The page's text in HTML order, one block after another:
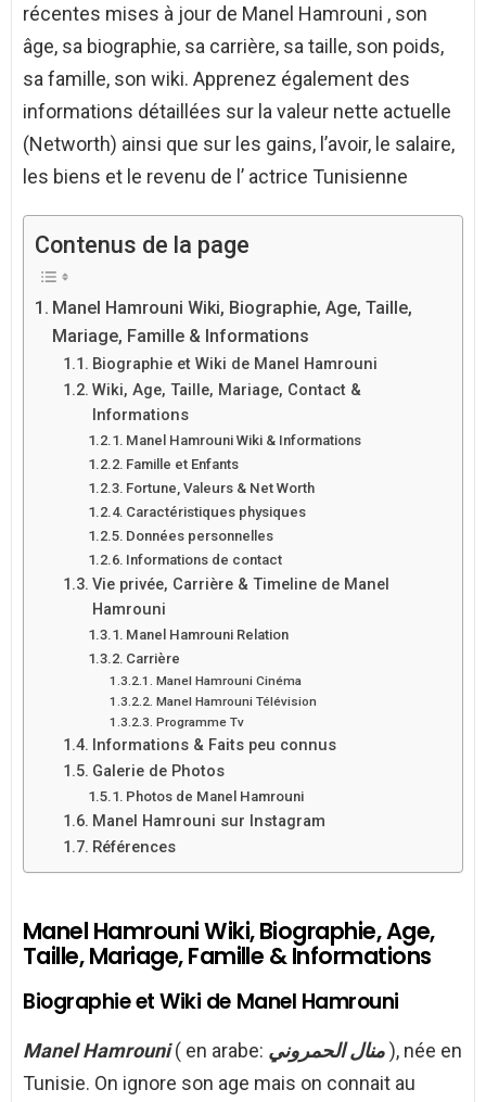
récentes mises à jour de Manel Hamrouni , son
âge, sa biographie, sa carrière, sa taille, son poids,
sa famille, son wiki. Apprenez également des
informations détaillées sur la valeur nette actuelle
(Networth) ainsi que sur les gains, l’avoir, le salaire,
les biens et le revenu de l’ actrice Tunisienne
Contenus de la page
Manel Hamrouni Wiki, Biographie, Age, Taille,
Mariage, Famille & Informations
Biographie et Wiki de Manel Hamrouni
Wiki, Age, Taille, Mariage, Contact &
Informations
Manel Hamrouni Wiki & Informations
Famille et Enfants
Fortune, Valeurs & Net Worth
Caractéristiques physiques
Données personnelles
Informations de contact
Vie privée, Carrière & Timeline de Manel
Hamrouni
Manel Hamrouni Relation
Carrière
Manel Hamrouni Cinéma
Manel Hamrouni Télévision
Programme Tv
Informations & Faits peu connus
Galerie de Photos
Photos de Manel Hamrouni
Manel Hamrouni sur Instagram
Références
Manel Hamrouni Wiki, Biographie, Age,
Taille, Mariage, Famille & Informations
Biographie et Wiki de Manel Hamrouni
Manel Hamrouni( en arabe: منال الحمروني), née en
Tunisie. On ignore son age mais on connait au